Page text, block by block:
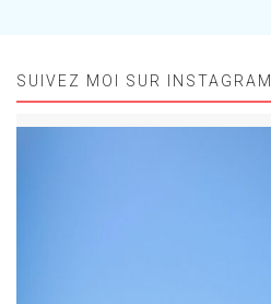
SUIVEZ MOI SUR INSTAGRAM